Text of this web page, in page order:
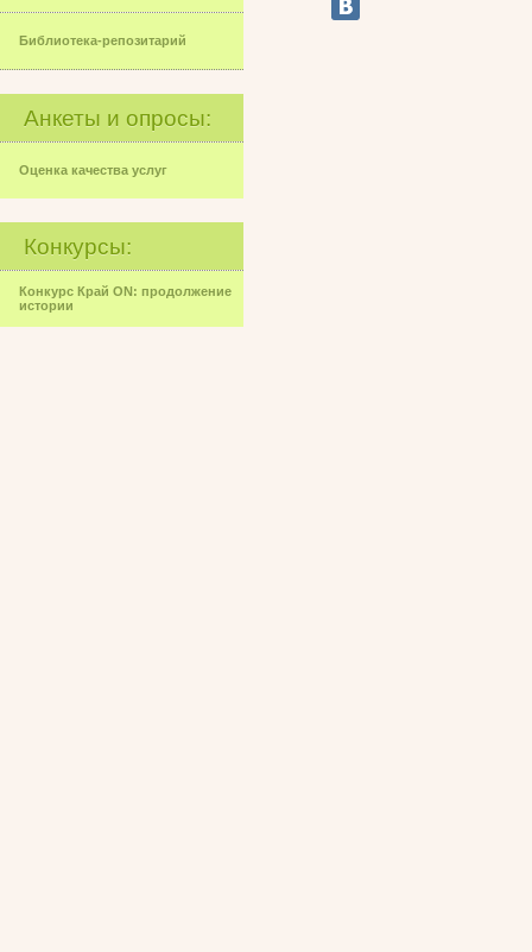
Библиотека-репозитарий
Анкеты и опросы:
Оценка качества услуг
Конкурсы:
Конкурс Край ON: продолжение
истории